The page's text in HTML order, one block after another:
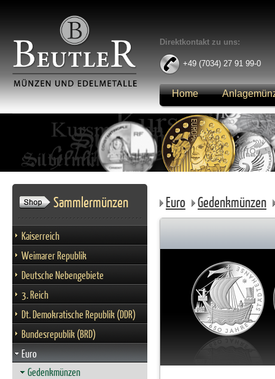
Direktkontakt zu uns:
+49 (7034) 27 91 99-0
Home
Anmelden
Sammlermünzen
Kaiserreich
Weimarer Republik
Deutsche Nebengebiete
3. Reich
Dt. Demokratische Republik (DDR)
Bundesrepublik (BRD)
Euro
Gedenkmünzen
Euro Gedenkmünzen